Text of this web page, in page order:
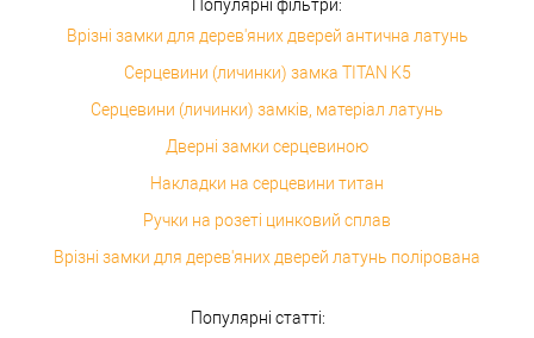
Популярні фільтри:
Врізні замки для дерев'яних дверей антична латунь
Серцевини (личинки) замка TITAN K5
Серцевини (личинки) замків, матеріал латунь
Дверні замки серцевиною
Накладки на серцевини титан
Ручки на розеті цинковий сплав
Врізні замки для дерев'яних дверей латунь полірована
Популярні статті: